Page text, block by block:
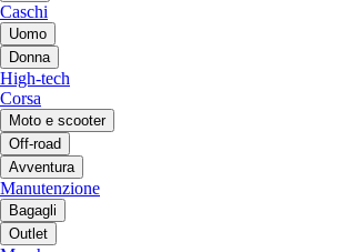
Caschi
Uomo
Donna
High-tech
Corsa
Moto e scooter
Off-road
Avventura
Manutenzione
Bagagli
Outlet